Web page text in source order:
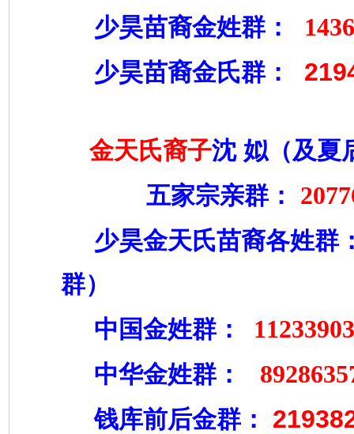
少昊苗裔金姓群：
少昊苗裔金氏群：
金天氏裔子沈 姒（及夏
五家宗亲群：
少昊金天氏苗裔各姓群
群）
中国金姓群：
中华金姓群：
钱库前后金群：